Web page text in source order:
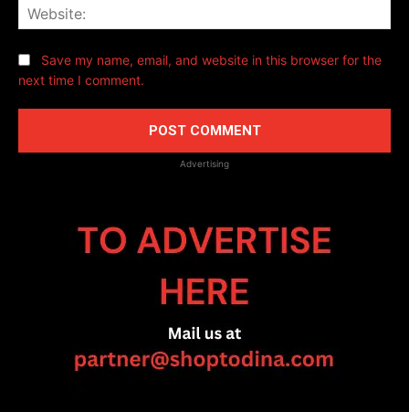
Save my name, email, and website in this browser for the
next time I comment.
Advertising